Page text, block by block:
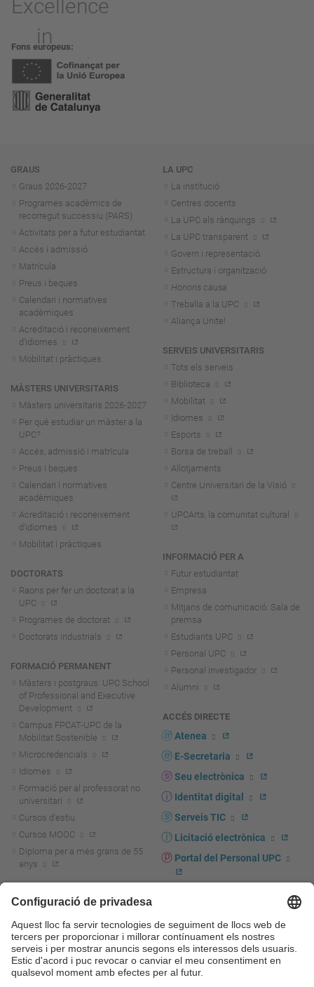
Fons europeus
Navegació
GRAUS
Graus 2026-2027
Programes acadèmics de
recorregut successiu (PARS)
Activitats per a futur estudiantat
Accés i admissió
Matrícula
Preus i beques
Calendari i normatives
acadèmiques
Acreditació i reconeixement
d'idiomes
Mobilitat i pràctiques
MÀSTERS UNIVERSITARIS
Màsters universitaris 2026-2027
Per què estudiar un màster a la
UPC?
Accés, admissió i matrícula
Preus i beques
Calendari i normatives
acadèmiques
Acreditació i reconeixement
d'idiomes
Mobilitat i pràctiques
DOCTORATS
Raons per fer un doctorat a la
UPC
Programes de doctorat
Doctorats industrials
FORMACIÓ PERMANENT
Màsters i postgraus. UPC School
of Professional and Executive
Development
Campus FPCAT-UPC de la
Mobilitat Sostenible
Microcredencials
Idiomes
Formació per al professorat no
universitari
Cursos d'estiu
Cursos MOOC
Diploma per a més grans de 55
anys
Actualitat R+D+I
La recerca a la UPC
La transferència, l'emprenedoria i
la innovació a la UPC
Foment i suport a la recerca
LA UPC
La institució
Centres docents
La UPC als rànquings
La UPC transparent
Govern i representació
Estructura i organització
Honoris causa
Treballa a la UPC
Aliança Unite!
SERVEIS UNIVERSITARIS
Tots els serveis
Biblioteca
Mobilitat
Idiomes
Esports
Borsa de treball
Allotjaments
Centre Universitari de la Visió
UPCArts, la comunitat cultural
INFORMACIÓ PER A
Futur estudiantat
Empresa
Mitjans de comunicació. Sala de
premsa
Estudiants UPC
Personal UPC
Personal investigador
Alumni
ACCÉS DIRECTE
Atenea
E-Secretaria
Seu electrònica
Identitat digital
Serveis TIC
Licitació electrònica
Portal del Personal UPC
UPCshop, marxandatge
Sala de premsa
Seguretat i salut